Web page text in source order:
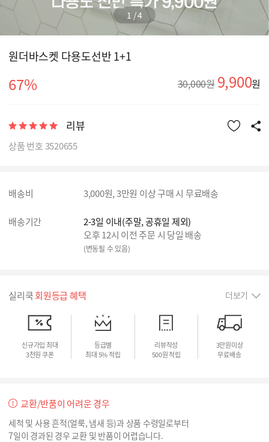
1 /4
원더바스켓 다용도선반 1+1
67% 30,000원 9,900원
리뷰
상품 번호 3520655
배송비 3,000원, 3만원 이상 구매 시 무료배송
배송기간
2-3일 이내(주말, 공휴일 제외)
오후 12시 이전 주문 시 당일 배송
(변동될 수 있음)
실리쿡회원등급 혜택 더보기
신규가입 최대
3천원 쿠폰
등급별
최대 5% 적립
리뷰작성
500원 적립
3만원이상
무료배송
교환/반품이 어려운 경우
세척 및 사용 흔적(얼룩, 냄새 등)과 상품 수령일로부터
7일이 경과된 경우 교환 및 반품이 어렵습니다.